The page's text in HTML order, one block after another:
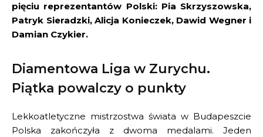
pięciu reprezentantów Polski: Pia Skrzyszowska,
Patryk Sieradzki, Alicja Konieczek, Dawid Wegner i
Damian Czykier.
Diamentowa Liga w Zurychu.
Piątka powalczy o punkty
Lekkoatletyczne mistrzostwa świata w Budapeszcie
Polska zakończyła z dwoma medalami. Jeden